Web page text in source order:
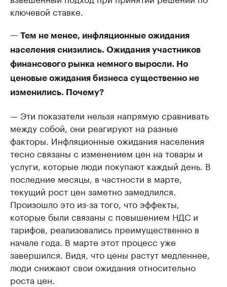
ключевой ставке.
— Тем не менее, инфляционные ожидания
населения снизились. Ожидания участников
финансового рынка немного выросли. Но
ценовые ожидания бизнеса существенно не
изменились. Почему?
— Эти показатели нельзя напрямую сравнивать
между собой, они реагируют на разные
факторы. Инфляционные ожидания населения
тесно связаны с изменением цен на товары и
услуги, которые люди покупают каждый день. В
последние месяцы, в частности в марте,
текущий рост цен заметно замедлился.
Произошло это из-за того, что эффекты,
которые были связаны с повышением НДС и
тарифов, реализовались преимущественно в
начале года. В марте этот процесс уже
завершился. Видя, что цены растут медленнее,
люди снижают свои ожидания относительно
роста цен.